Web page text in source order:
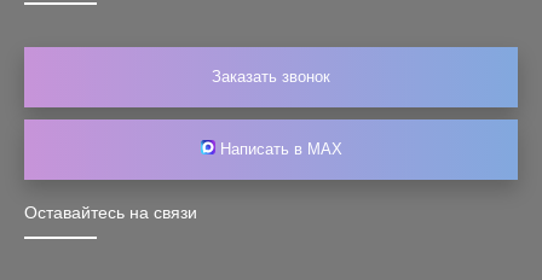
Оставайтесь на связи
Заказать звонок
Написать в MAX